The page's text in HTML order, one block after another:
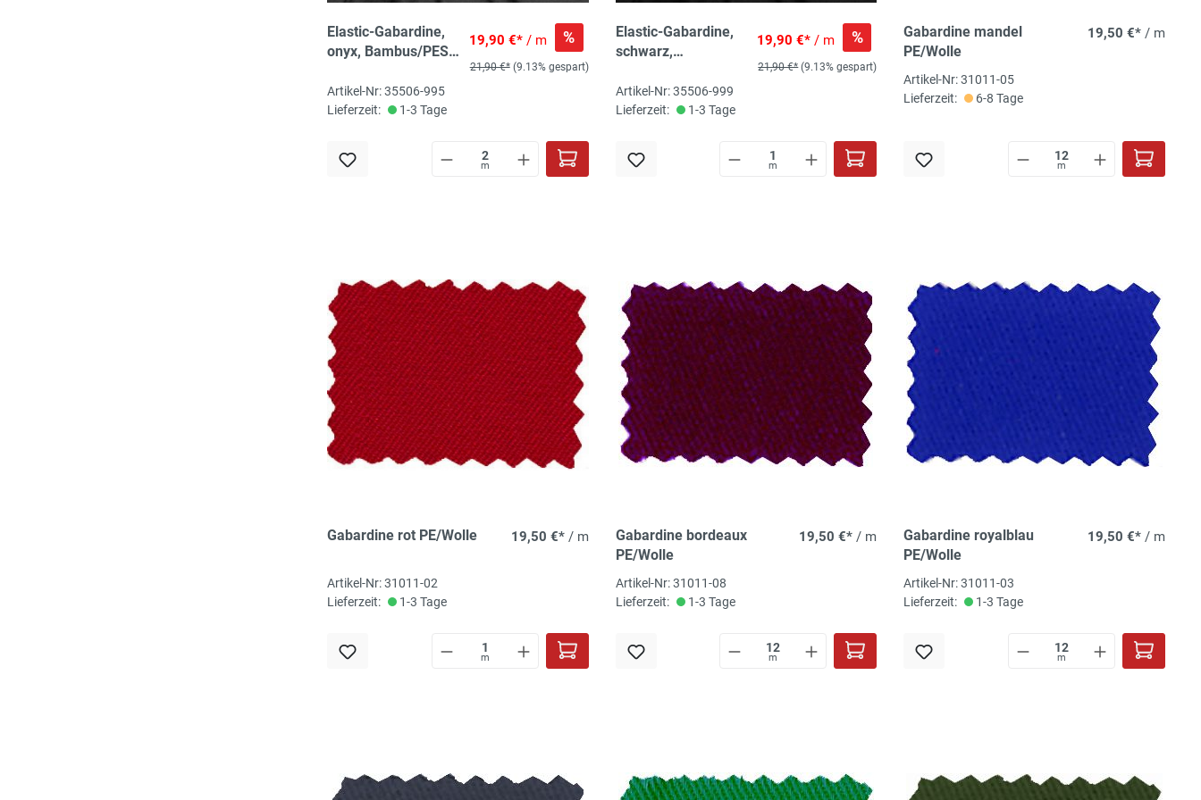
Elastic-Gabardine,
onyx, Bambus/PES
cm, 230 gr/m2,
345g/lfm, ökoTex-
19,90 €*/ m %
21,90 €* (9.13% gespart)
Artikel-Nr: 35506-995
Lieferzeit:
1-3 Tage
m
Elastic-Gabardine,
schwarz,
recycled/Lycra, 150
cm, 230 gr/m2,
zertifiziert
19,90 €* / m %
21,90 €* (9.13% gespart)
Artikel-Nr: 35506-999
Lieferzeit:
1-3 Tage
m
Gabardine mandel
PE/Wolle
19,50 €*/ m
Artikel-Nr: 31011-05
Lieferzeit:
6-8 Tage
m
Gabardine rot PE/Wolle 19,50 €*/ m
Artikel-Nr: 31011-02
Lieferzeit:
1-3 Tage
m
Gabardine bordeaux
PE/Wolle
19,50 €* / m
Artikel-Nr: 31011-08
Lieferzeit:
1-3 Tage
m
Gabardine royalblau
PE/Wolle
19,50 €*/ m
Artikel-Nr: 31011-03
Lieferzeit:
1-3 Tage
m